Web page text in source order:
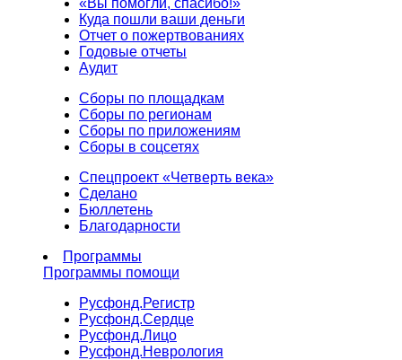
«Вы помогли, спасибо!»
Куда пошли ваши деньги
Отчет о пожертвованиях
Годовые отчеты
Аудит
Сборы по площадкам
Сборы по регионам
Сборы по приложениям
Сборы в соцсетях
Спецпроект «Четверть века»
Сделано
Бюллетень
Благодарности
Программы
Программы помощи
Русфонд.Регистр
Русфонд.Сердце
Русфонд.Лицо
Русфонд.Неврология